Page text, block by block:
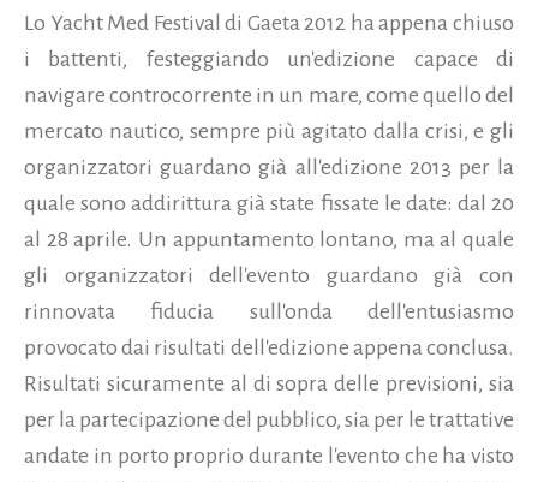
Lo Yacht Med Festival di Gaeta 2012 ha appena chiuso
i battenti, festeggiando un'edizione capace di
navigare controcorrente in un mare, come quello del
mercato nautico, sempre più agitato dalla crisi, e gli
organizzatori guardano già all'edizione 2013 per la
quale sono addirittura già state fissate le date: dal 20
al 28 aprile. Un appuntamento lontano, ma al quale
gli organizzatori dell'evento guardano già con
rinnovata fiducia sull'onda dell'entusiasmo
provocato dai risultati dell'edizione appena conclusa.
Risultati sicuramente al di sopra delle previsioni, sia
per la partecipazione del pubblico, sia per le trattative
andate in porto proprio durante l'evento che ha visto